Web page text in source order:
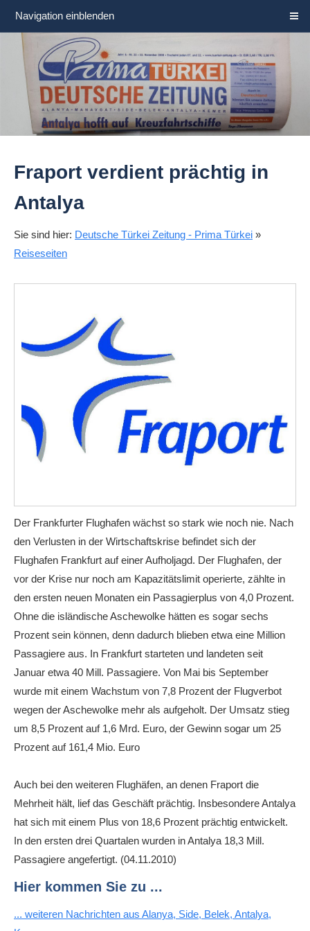
Navigation einblenden
Fraport verdient prächtig in
Antalya
Sie sind hier: Deutsche Türkei Zeitung - Prima Türkei »
Reiseseiten
Der Frankfurter Flughafen wächst so stark wie noch nie. Nach
den Verlusten in der Wirtschaftskrise befindet sich der
Flughafen Frankfurt auf einer Aufholjagd. Der Flughafen, der
vor der Krise nur noch am Kapazitätslimit operierte, zählte in
den ersten neuen Monaten ein Passagierplus von 4,0 Prozent.
Ohne die isländische Aschewolke hätten es sogar sechs
Prozent sein können, denn dadurch blieben etwa eine Million
Passagiere aus. In Frankfurt starteten und landeten seit
Januar etwa 40 Mill. Passagiere. Von Mai bis September
wurde mit einem Wachstum von 7,8 Prozent der Flugverbot
wegen der Aschewolke mehr als aufgeholt. Der Umsatz stieg
um 8,5 Prozent auf 1,6 Mrd. Euro, der Gewinn sogar um 25
Prozent auf 161,4 Mio. Euro
Auch bei den weiteren Flughäfen, an denen Fraport die
Mehrheit hält, lief das Geschäft prächtig. Insbesondere Antalya
hat sich mit einem Plus von 18,6 Prozent prächtig entwickelt.
In den ersten drei Quartalen wurden in Antalya 18,3 Mill.
Passagiere angefertigt. (04.11.2010)
Hier kommen Sie zu ...
... weiteren Nachrichten aus Alanya, Side, Belek, Antalya,